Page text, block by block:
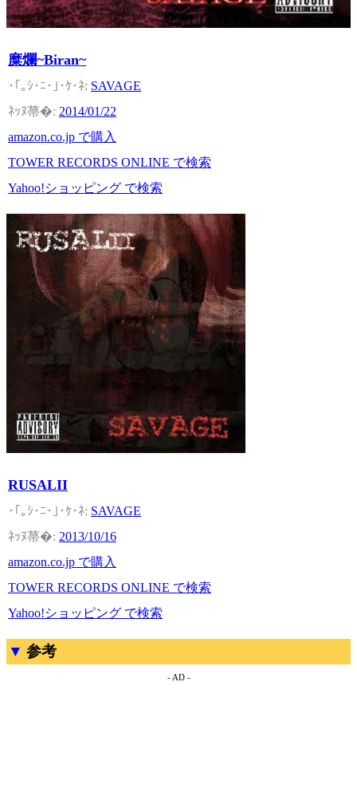
糜爛~Biran~
SAVAGE
2014/01/22
amazon.co.jp で購入
TOWER RECORDS ONLINE で検索
Yahoo!ショッピング で検索
RUSALII
SAVAGE
2013/10/16
amazon.co.jp で購入
TOWER RECORDS ONLINE で検索
Yahoo!ショッピング で検索
参考
- AD -